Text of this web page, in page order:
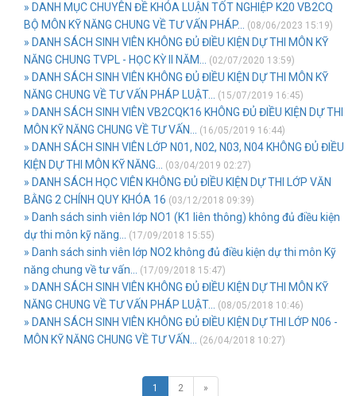
» DANH MỤC CHUYÊN ĐỀ KHÓA LUẬN TỐT NGHIỆP K20 VB2CQ
BỘ MÔN KỸ NĂNG CHUNG VỀ TƯ VẤN PHÁP...
(08/06/2023 15:19)
» DANH SÁCH SINH VIÊN KHÔNG ĐỦ ĐIỀU KIỆN DỰ THI MÔN KỸ
NĂNG CHUNG TVPL - HỌC KỲ II NĂM...
(02/07/2020 13:59)
» DANH SÁCH SINH VIÊN KHÔNG ĐỦ ĐIỀU KIỆN DỰ THI MÔN KỸ
NĂNG CHUNG VỀ TƯ VẤN PHÁP LUẬT...
(15/07/2019 16:45)
» DANH SÁCH SINH VIÊN VB2CQK16 KHÔNG ĐỦ ĐIỀU KIỆN DỰ THI
MÔN KỸ NĂNG CHUNG VỀ TƯ VẤN...
(16/05/2019 16:44)
» DANH SÁCH SINH VIÊN LỚP N01, N02, N03, N04 KHÔNG ĐỦ ĐIỀU
KIỆN DỰ THI MÔN KỸ NĂNG...
(03/04/2019 02:27)
» DANH SÁCH HỌC VIÊN KHÔNG ĐỦ ĐIỀU KIỆN DỰ THI LỚP VĂN
BẰNG 2 CHÍNH QUY KHÓA 16 (03/12/2018 09:39)
» Danh sách sinh viên lớp NO1 (K1 liên thông) không đủ điều kiện
dự thi môn kỹ năng...
(17/09/2018 15:55)
» Danh sách sinh viên lớp NO2 không đủ điều kiện dự thi môn Kỹ
năng chung về tư vấn...
(17/09/2018 15:47)
» DANH SÁCH SINH VIÊN KHÔNG ĐỦ ĐIỀU KIỆN DỰ THI MÔN KỸ
NĂNG CHUNG VỀ TƯ VẤN PHÁP LUẬT...
(08/05/2018 10:46)
» DANH SÁCH SINH VIÊN KHÔNG ĐỦ ĐIỀU KIỆN DỰ THI LỚP N06 -
MÔN KỸ NĂNG CHUNG VỀ TƯ VẤN...
(26/04/2018 10:27)
1 2 »